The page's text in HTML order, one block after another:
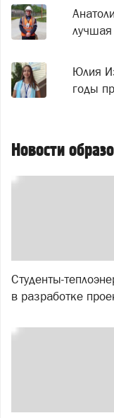
Юлия
годы
Новости
Студенты-
в разработке